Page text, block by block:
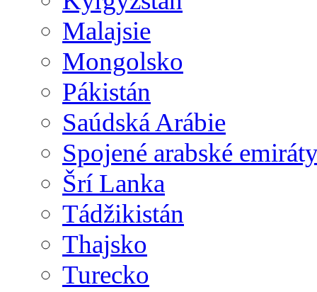
Malajsie
Mongolsko
Pákistán
Saúdská Arábie
Spojené arabské
Šrí Lanka
Tádžikistán
Thajsko
Turecko